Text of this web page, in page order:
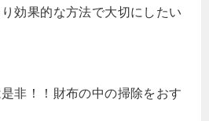
効果的な方法で大切にしたい
非！！財布の中の掃除をおす